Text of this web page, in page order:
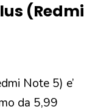
(Redmi
Note 5) e’
da 5,99